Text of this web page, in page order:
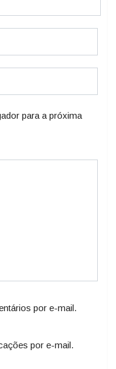
para a próxima
por e-mail.
por e-mail.